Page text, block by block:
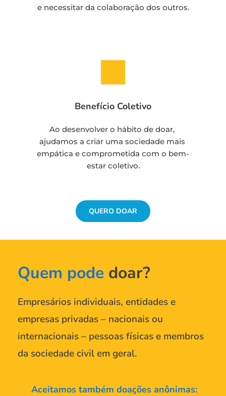
e necessitar da colaboração dos outros.
Benefício Coletivo
Ao desenvolver o hábito de doar,
ajudamos a criar uma sociedade mais
empática e comprometida com o bem-
estar coletivo.
QUERO DOAR
Quem pode doar?
Empresários individuais, entidades e
empresas privadas – nacionais ou
internacionais – pessoas físicas e membros
da sociedade civil em geral.
Aceitamos também doações anônimas: